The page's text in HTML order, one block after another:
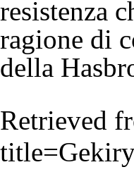
resistenza
ragione di
della
Retrieved